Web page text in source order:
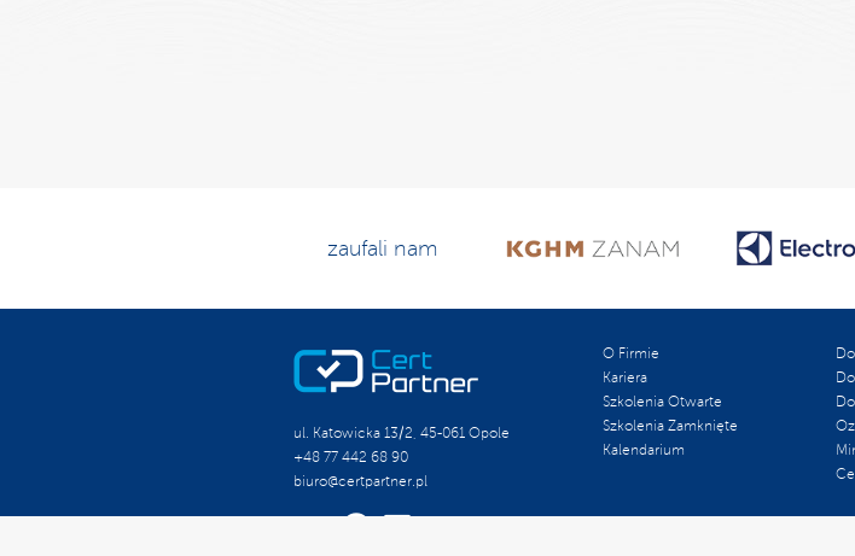
zaufali nam
ul. Katowicka 13/2, 45-061 Opole
+48 77 442 68 90
biuro@certpartner.pl
O Firmie
Kariera
Szkolenia Otwarte
Szkolenia Zamknięte
Kalendarium